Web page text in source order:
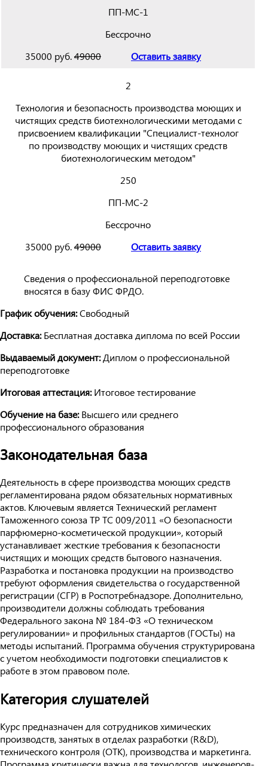
ПП-МС-1
Бессрочно
35000 руб.49000 Оставить заявку
2
Технология и безопасность производства моющих и
чистящих средств биотехнологическими методами с
присвоением квалификации "Специалист-технолог
по производству моющих и чистящих средств
биотехнологическим методом"
250
ПП-МС-2
Бессрочно
35000 руб.49000 Оставить заявку
Сведения о профессиональной переподготовке
вносятся в базу ФИС ФРДО.
График обучения:Свободный
Доставка:Бесплатная доставка диплома по всей России
Выдаваемый документ:Диплом о профессиональной
переподготовке
Итоговая аттестация:Итоговое тестирование
Обучение на базе:Высшего или среднего
профессионального образования
Законодательная база
Деятельность в сфере производства моющих средств
регламентирована рядом обязательных нормативных
актов. Ключевым является Технический регламент
Таможенного союза ТР ТС 009/2011 «О безопасности
парфюмерно-косметической продукции», который
устанавливает жесткие требования к безопасности
чистящих и моющих средств бытового назначения.
Разработка и постановка продукции на производство
требуют оформления свидетельства о государственной
регистрации (СГР) в Роспотребнадзоре. Дополнительно,
производители должны соблюдать требования
Федерального закона № 184-ФЗ «О техническом
регулировании» и профильных стандартов (ГОСТы) на
методы испытаний. Программа обучения структурирована
с учетом необходимости подготовки специалистов к
работе в этом правовом поле.
Категория слушателей
Курс предназначен для сотрудников химических
производств, занятых в отделах разработки (R&D),
технического контроля (ОТК), производства и маркетинга.